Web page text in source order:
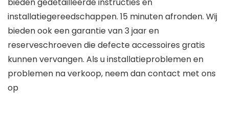
bieden gedetailleerde instructies en
installatiegereedschappen. 15 minuten afronden. Wij
bieden ook een garantie van 3 jaar en
reserveschroeven die defecte accessoires gratis
kunnen vervangen. Als u installatieproblemen en
problemen na verkoop, neem dan contact met ons
op